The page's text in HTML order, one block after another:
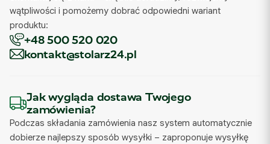
wątpliwości i pomożemy dobrać odpowiedni wariant
produktu:
+48 500 520 020
kontakt@stolarz24.pl
Jak wygląda dostawa Twojego
zamówienia?
Podczas składania zamówienia nasz system automatycznie
dobierze najlepszy sposób wysyłki – zaproponuje wysyłkę